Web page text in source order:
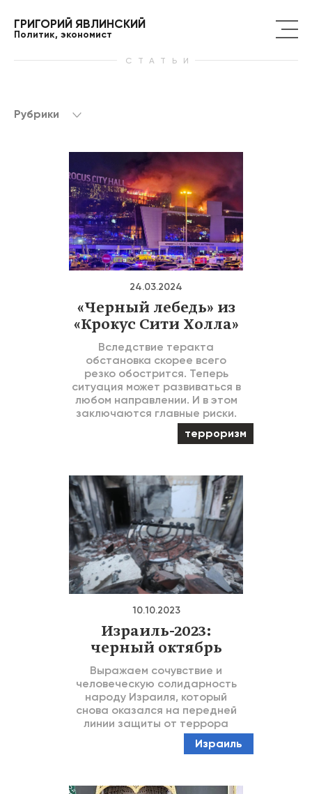
ГРИГОРИЙ ЯВЛИНСКИЙ
Политик, экономист
СТАТЬИ
Рубрики
24.03.2024
«Черный лебедь» из
«Крокус Сити Холла»
Вследствие теракта
обстановка скорее всего
резко обострится. Теперь
ситуация может развиваться в
любом направлении. И в этом
заключаются главные риски.
терроризм
10.10.2023
Израиль-2023:
черный октябрь
Выражаем сочувствие и
человеческую солидарность
народу Израиля, который
снова оказался на передней
линии защиты от террора
Израиль